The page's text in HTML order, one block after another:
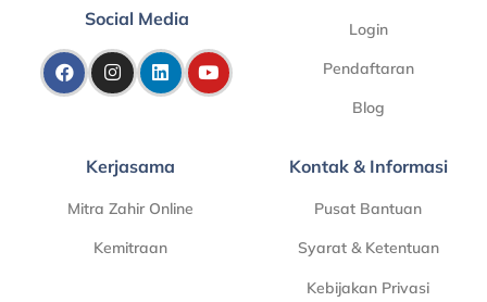
Social Media Login
Pendaftaran
Blog
Kerjasama
Mitra Zahir Online
Kemitraan
Kontak & Informasi
Pusat Bantuan
Syarat & Ketentuan
Kebijakan Privasi